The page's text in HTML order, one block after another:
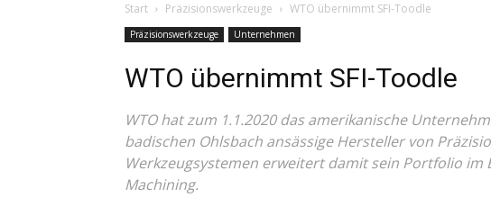
Start Präzisionswerkzeuge WTO übernimmt SFI-Toodle
Präzisionswerkzeuge Unternehmen
WTO übernimmt SFI-Toodle
WTO hat zum 1.1.2020 das amerikanische
badischen Ohlsbach ansässige Hersteller von
Werkzeugsystemen erweitert damit sein Portfolio im
Machining.